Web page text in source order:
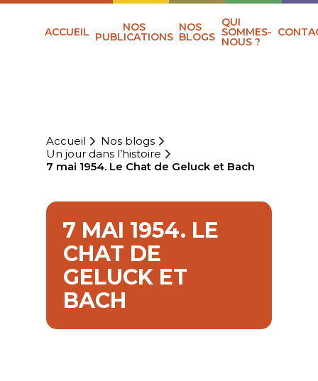
ACCUEIL NOS
PUBLICATIONS
NOS
BLOGS
QUI
SOMMES-
NOUS ?
Accueil
Nos blogs
Un jour dans l’histoire
7 mai 1954. Le Chat de Geluck et Bach
7 MAI 1954. LE
CHAT DE
GELUCK ET
BACH